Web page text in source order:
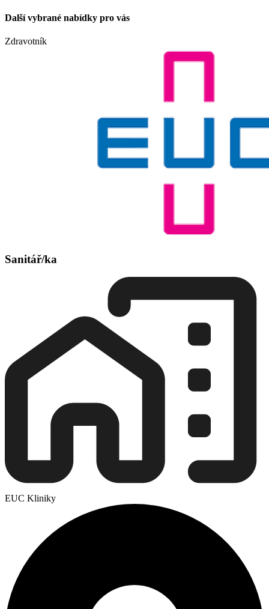
Další vybrané nabídky pro vás
Zdravotník
Sanitář/ka
EUC Kliniky